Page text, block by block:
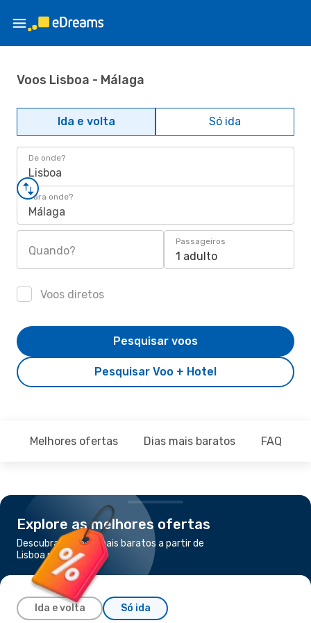
Voos Lisboa - Málaga
Ida e volta Só ida
De onde?
Lisboa
Para onde?
Málaga
Quando?
Passageiros
1 adulto
Voos diretos
Pesquisar Voo + Hotel
Pesquisar voos
Melhores ofertas Dias mais baratos FAQ
Explore as melhores ofertas
Descubra os voos mais baratos a partir de
Lisboa para Málaga
Ida e volta Só ida